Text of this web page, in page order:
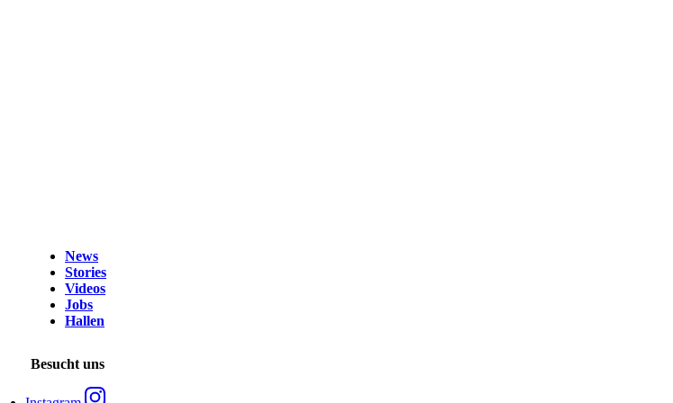
News
Stories
Videos
Jobs
Hallen
Besucht uns